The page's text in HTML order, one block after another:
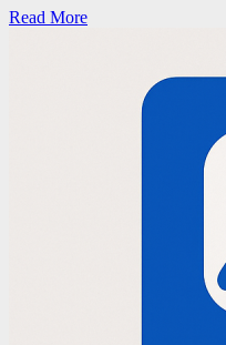
Read More